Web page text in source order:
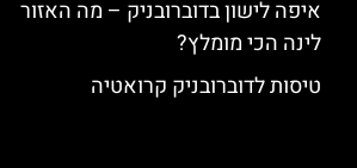
איפה לישון בדוברובניק – מה האזור
לינה הכי מומלץ?
טיסות לדוברובניק קרואטיה